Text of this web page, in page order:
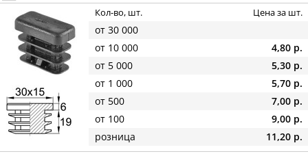
Кол-во, шт. Цена за шт.
от 30 000
от 10 000
4,80 р.
от 5 000
5,30 р.
от 1 000
5,70 р.
от 500
7,00 р.
от 100
9,00 р.
розница
11,20 р.